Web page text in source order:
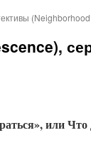
или Что